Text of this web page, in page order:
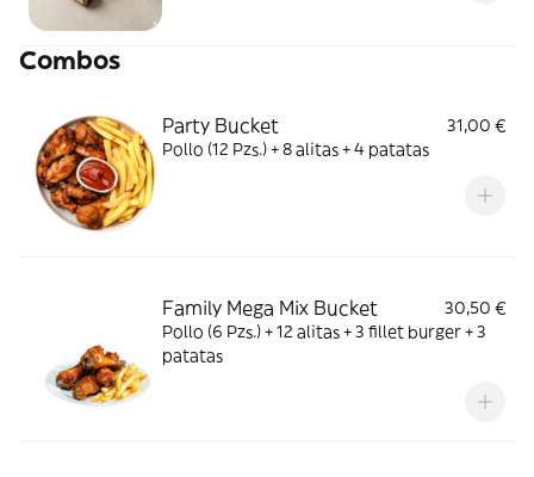
Combos
Party Bucket
31,00 €
Pollo (12 Pzs.) + 8 alitas + 4 patatas
Family Mega Mix Bucket
30,50 €
Pollo (6 Pzs.) + 12 alitas + 3 fillet burger + 3
patatas